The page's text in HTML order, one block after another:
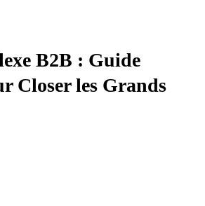
B2B : Guide
Closer les Grands